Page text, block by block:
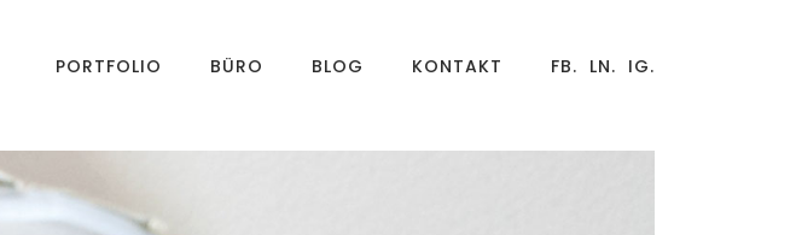
PORTFOLIO BÜRO BLOG KONTAKT FB. LN. IG.